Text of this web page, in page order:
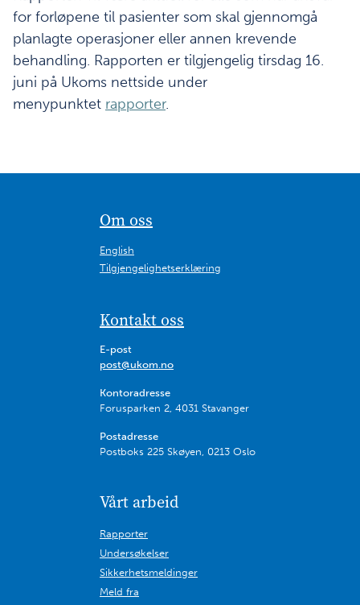
for forløpene til pasienter som skal gjennomgå
planlagte operasjoner eller annen krevende
behandling. Rapporten er tilgjengelig tirsdag 16.
juni på Ukoms nettside under
menypunktet rapporter.
Vårt arbeid
Rapporter
Undersøkelser
Sikkerhetsmeldinger
Meld fra
Om oss
English
Tilgjengelighetserklæring
Kontakt oss
E-post
post@ukom.no
Kontoradresse
Forusparken 2, 4031 Stavanger
Postadresse
Postboks 225 Skøyen, 0213 Oslo